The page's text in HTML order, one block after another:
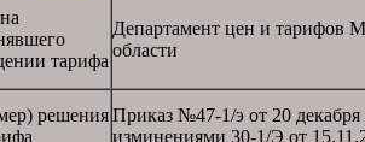
тарифа
Департамент цен и тарифов
области
решенияПриказ №47-1/э от 20 декабря
изминениями 30-1/Э от